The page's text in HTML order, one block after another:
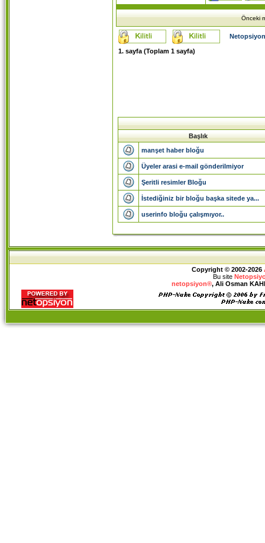
Önceki
1. sayfa (Toplam 1 sayfa)
Başlık
manşet haber bloğu
Üyeler arasi e-mail gönderilmiyor
Şeritli resimler Bloğu
İstediğiniz bir bloğu başka sitede ya...
userinfo bloğu çalışmıyor..
Copyright © 2002-2026
Bu site
netopsiyon®, Ali Osman